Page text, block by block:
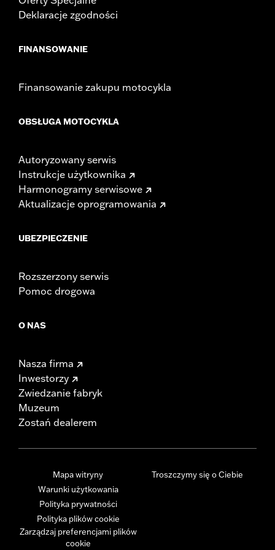
Deklaracje zgodności
FINANSOWANIE
Finansowanie zakupu motocykla
OBSŁUGA MOTOCYKLA
Autoryzowany serwis
Instrukcje użytkownika
Harmonogramy serwisowe
Aktualizacje oprogramowania
UBEZPIECZENIE
Rozszerzony serwis
Pomoc drogowa
O NAS
Nasza firma
Inwestorzy
Zwiedzanie fabryk
Muzeum
Zostań dealerem
Mapa witryny
Warunki użytkowania
Polityka prywatności
Polityka plików cookie
Zarządzaj preferencjami plików
cookie
Troszczymy się o Ciebie